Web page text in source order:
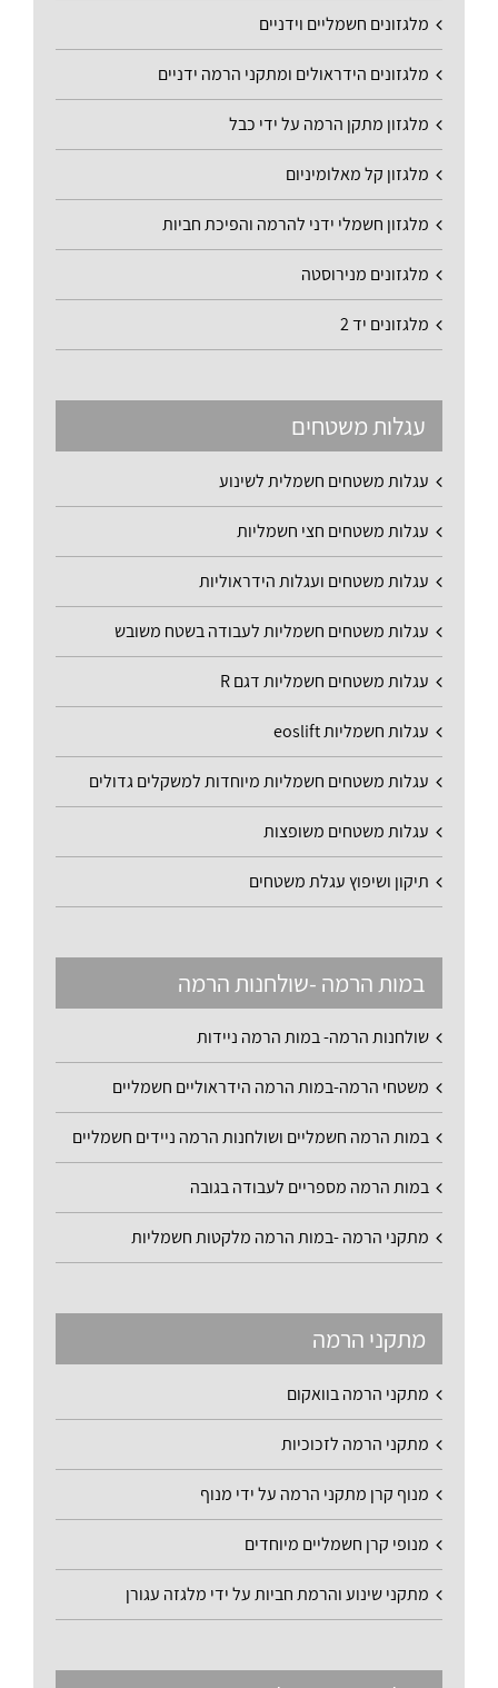
מלגזונים חשמליים וידניים
מלגזונים הידראולים ומתקני הרמה ידניים
מלגזון מתקן הרמה על ידי כבל
מלגזון קל מאלומיניום
מלגזון חשמלי ידני להרמה והפיכת חביות
מלגזונים מנירוסטה
מלגזונים יד 2
עגלות משטחים
עגלות משטחים חשמלית לשינוע
עגלות משטחים חצי חשמליות
עגלות משטחים ועגלות הידראוליות
עגלות משטחים חשמליות לעבודה בשטח משובש
עגלות משטחים חשמליות דגם R
עגלות חשמליות eoslift
עגלות משטחים חשמליות מיוחדות למשקלים גדולים
עגלות משטחים משופצות
תיקון ושיפוץ עגלת משטחים
במות הרמה -שולחנות הרמה
שולחנות הרמה- במות הרמה ניידות
משטחי הרמה-במות הרמה הידראוליים חשמליים
במות הרמה חשמליים ושולחנות הרמה ניידים חשמליים
במות הרמה מספריים לעבודה בגובה
מתקני הרמה -במות הרמה מלקטות חשמליות
מתקני הרמה
מתקני הרמה בוואקום
מתקני הרמה לזכוכיות
מנוף קרן מתקני הרמה על ידי מנוף
מנופי קרן חשמליים מיוחדים
מתקני שינוע והרמת חביות על ידי מלגזה עגורן